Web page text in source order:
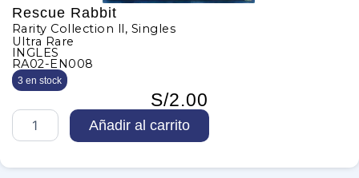
Rabbit
Collection ll,Singles
Rare
EN008
3 en stock
2.00
Añadir al carrito